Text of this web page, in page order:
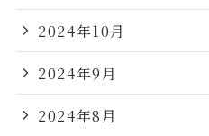
2024年10月
2024年9月
2024年8月